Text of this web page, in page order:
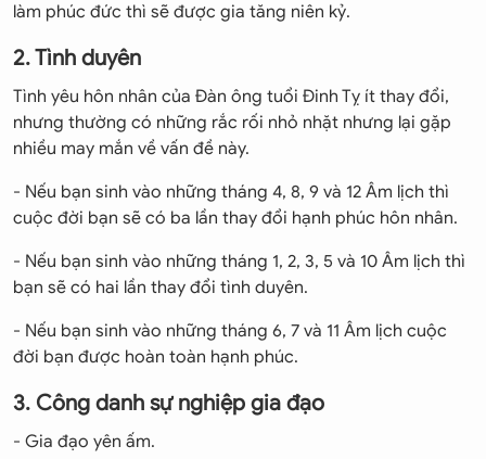
làm phúc đức thì sẽ được gia tăng niên kỷ.
2. Tình duyên
Tình yêu hôn nhân của Đàn ông tuổi Đinh Tỵ ít thay đổi,
nhưng thường có những rắc rối nhỏ nhặt nhưng lại gặp
nhiều may mắn về vấn đề này.
- Nếu bạn sinh vào những tháng 4, 8, 9 và 12 Âm lịch thì
cuộc đời bạn sẽ có ba lần thay đổi hạnh phúc hôn nhân.
- Nếu bạn sinh vào những tháng 1, 2, 3, 5 và 10 Âm lịch thì
bạn sẽ có hai lần thay đổi tình duyên.
- Nếu bạn sinh vào những tháng 6, 7 và 11 Âm lịch cuộc
đời bạn được hoàn toàn hạnh phúc.
3. Công danh sự nghiệp gia đạo
- Gia đạo yên ấm.